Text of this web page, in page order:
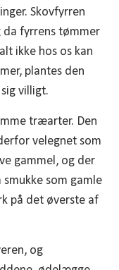
Skovfyrren
da fyrrens tømmer
ikke hos os kan
plantes den
villigt.
træarter. Den
velegnet som
gammel, og der
som gamle
på det øverste af
og